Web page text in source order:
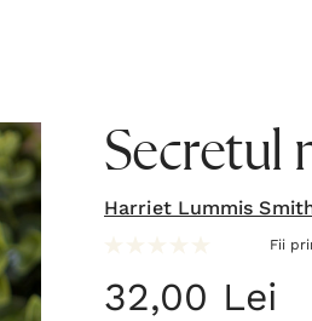
Secretul
Harriet Lummis
Fii
32,00 Lei